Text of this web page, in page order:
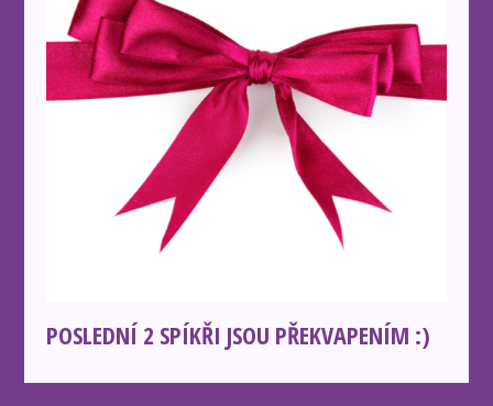
POSLEDNÍ 2 SPÍKŘI JSOU PŘEKVAPENÍM :)